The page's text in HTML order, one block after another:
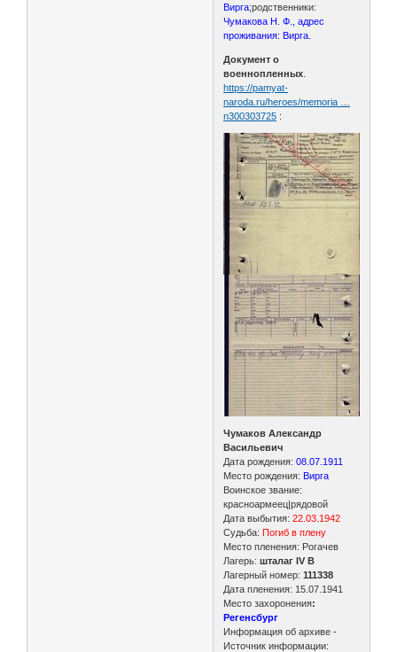
Вирга;родственники:
Чумакова Н. Ф., адрес
проживания: Вирга.
Документ о
военнопленных
https://pamyat-
naroda.ru/heroes/memoria …
n300303725 :
Чумаков Александр
Васильевич
Дата рождения:08.07.1911
Место рождения: Вирга
Воинское звание:
красноармеец|рядовой
Дата выбытия:22.03.1942
Судьба: Погиб в плену
Место пленения: Рогачев
Лагерь:шталаг IV B
Лагерный номер:111338
Дата пленения: 15.07.1941
Место захоронения:
Регенсбург
Информация об архиве -
Источник информации: